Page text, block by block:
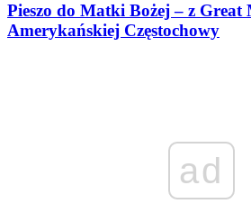
Pieszo do Matki Bożej – z Great
Amerykańskiej Częstochowy
ad